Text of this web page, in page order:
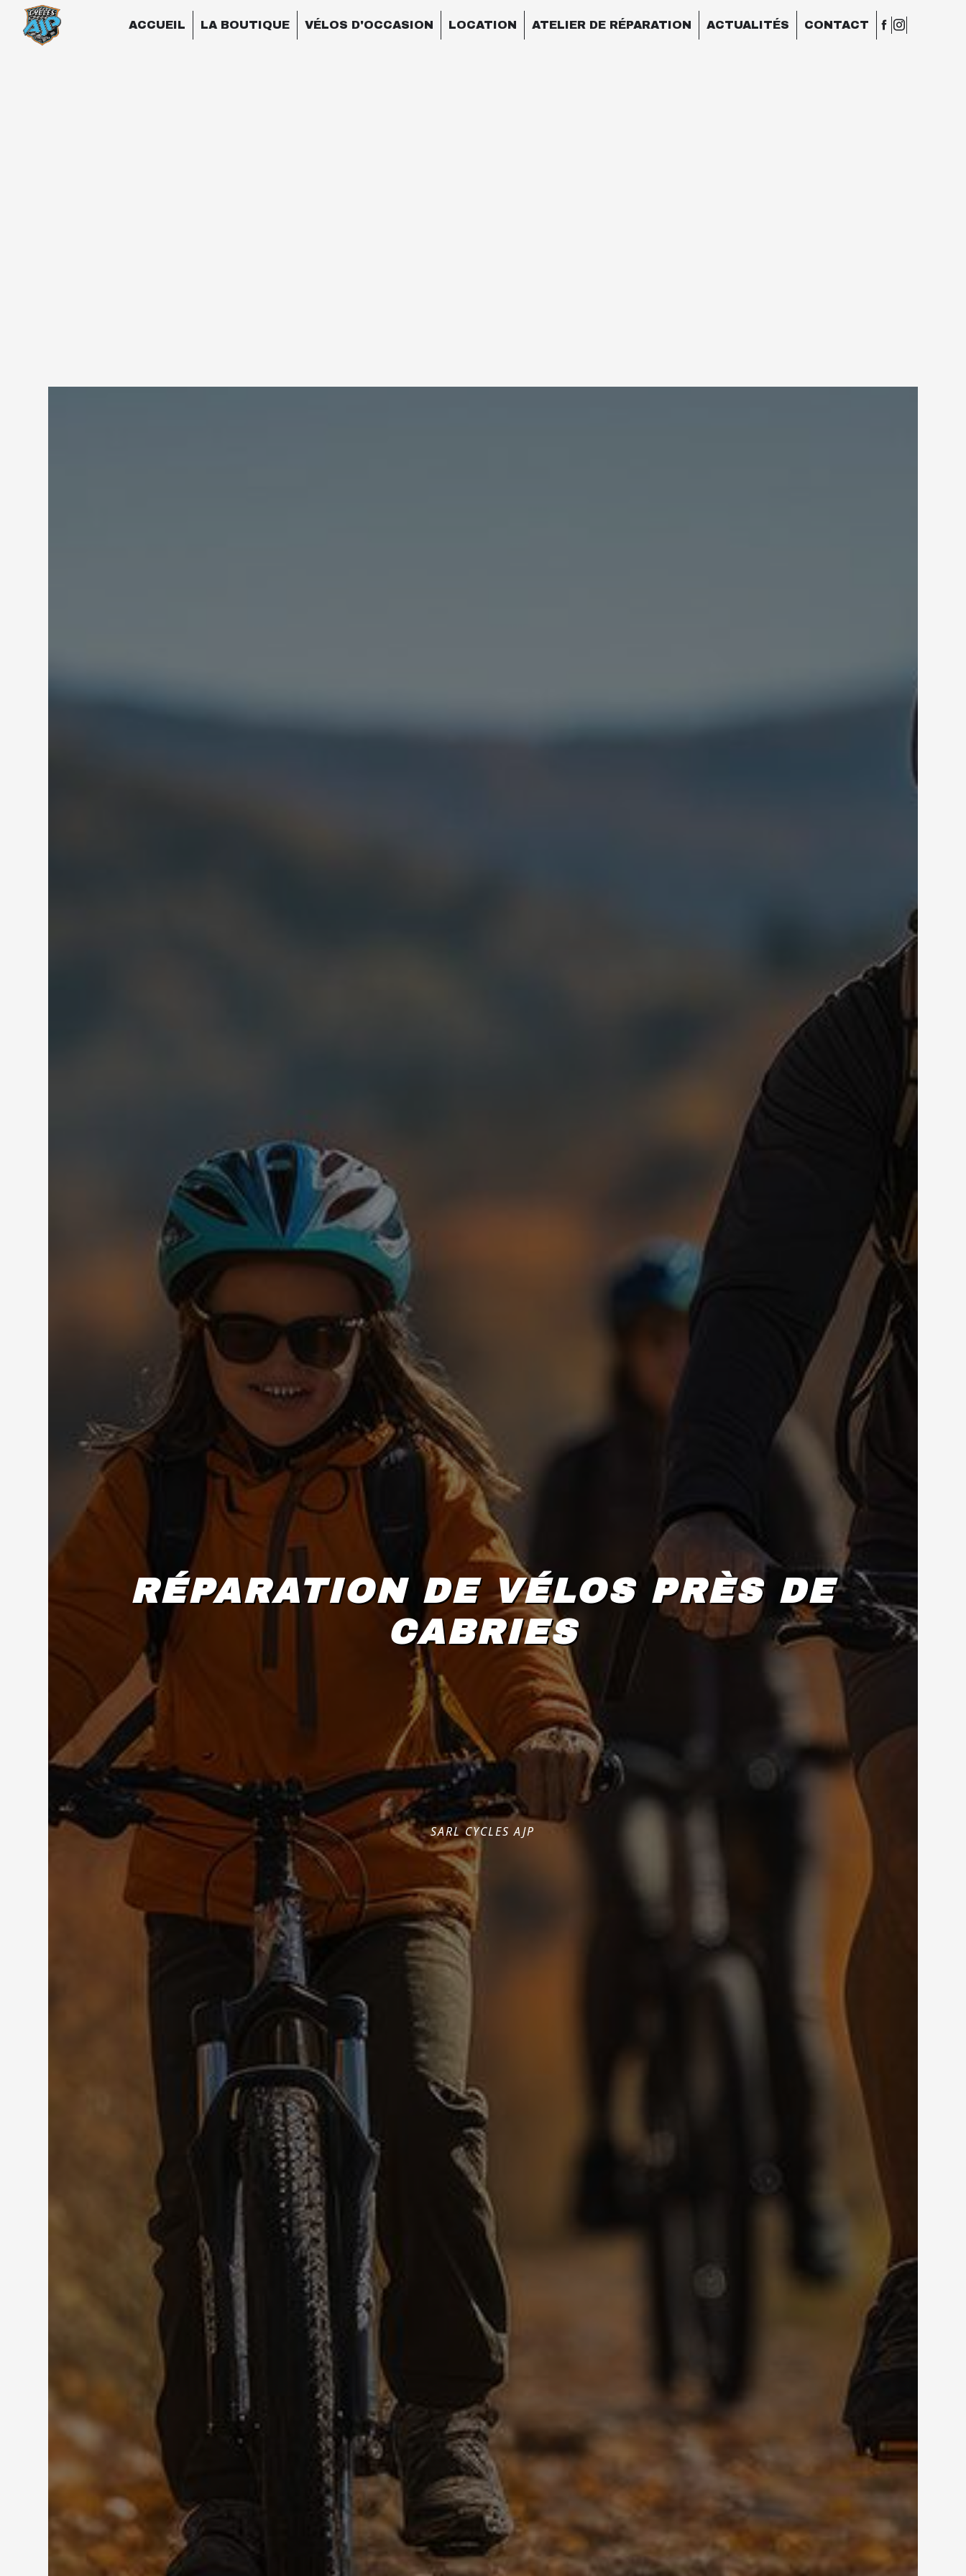
ACCUEIL LA BOUTIQUE VÉLOS D'OCCASION LOCATION ATELIER DE RÉPARATION ACTUALITÉS CONTACT
RÉPARATION DE VÉLOS PRÈS DE
CABRIES
SARL CYCLES AJP
Panneau de gestion des cookies